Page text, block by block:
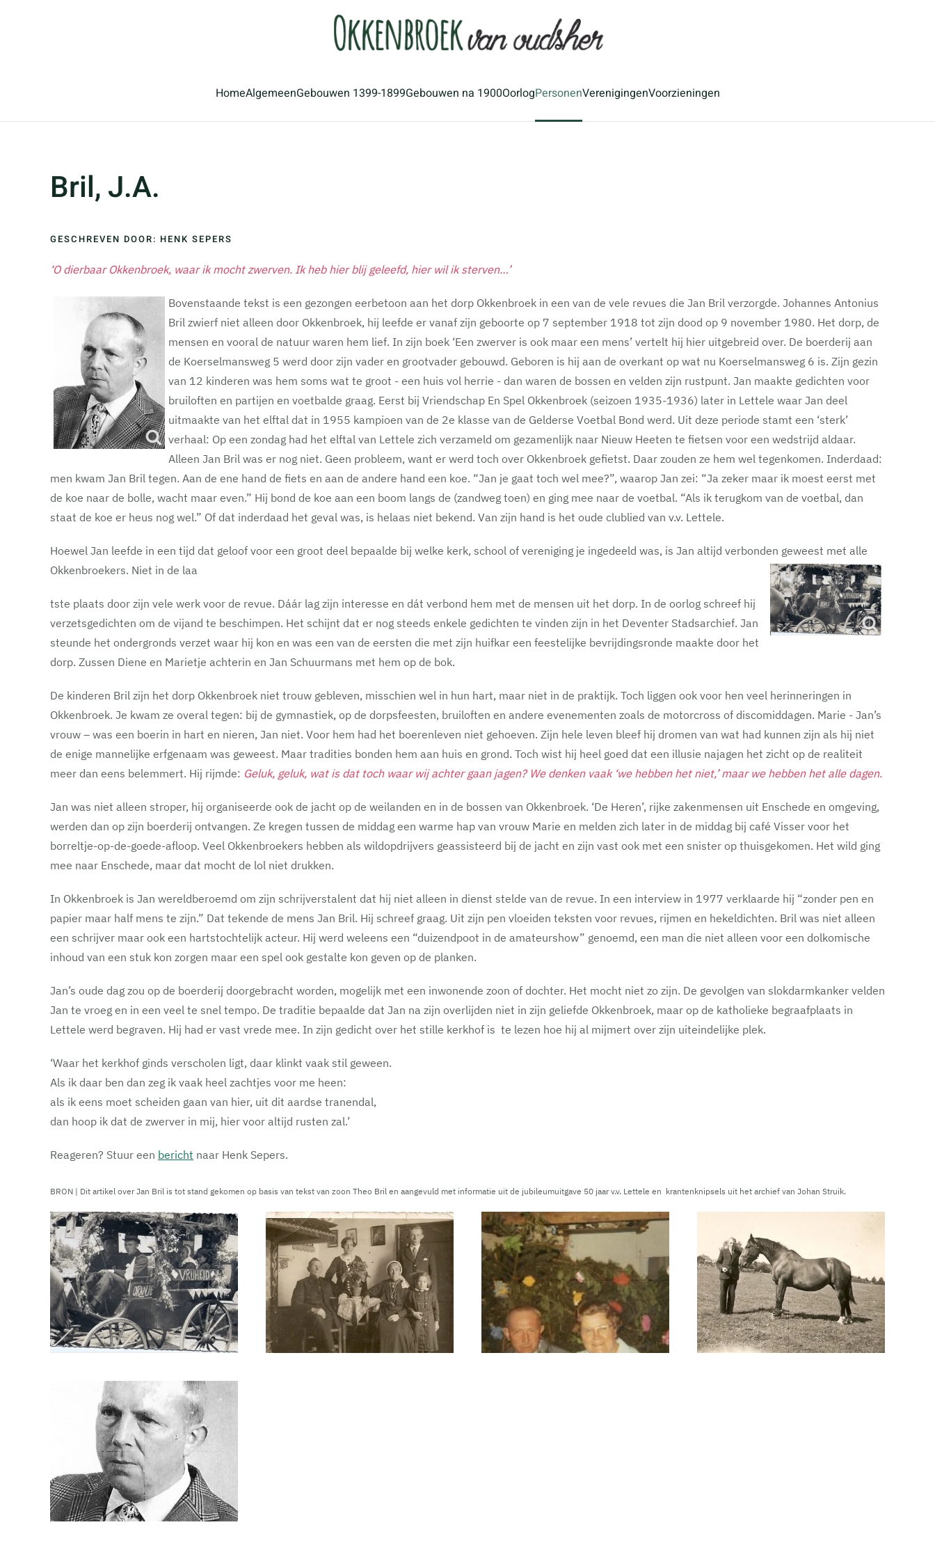
HomeAlgemeenGebouwen 1399-1899Gebouwen na 1900OorlogPersonenVerenigingenVoorzieningen
Bril, J.A.
GESCHREVEN DOOR: HENK SEPERS
‘O dierbaar Okkenbroek, waar ik mocht zwerven. Ik heb hier blij geleefd, hier wil ik sterven…’
Bovenstaande tekst is een gezongen eerbetoon aan het dorp Okkenbroek in een van de vele revues die Jan Bril verzorgde. Johannes Antonius
Bril zwierf niet alleen door Okkenbroek, hij leefde er vanaf zijn geboorte op 7 september 1918 tot zijn dood op 9 november 1980. Het dorp, de
mensen en vooral de natuur waren hem lief. In zijn boek ‘Een zwerver is ook maar een mens’ vertelt hij hier uitgebreid over. De boerderij aan
de Koerselmansweg 5 werd door zijn vader en grootvader gebouwd. Geboren is hij aan de overkant op wat nu Koerselmansweg 6 is. Zijn gezin
van 12 kinderen was hem soms wat te groot - een huis vol herrie - dan waren de bossen en velden zijn rustpunt. Jan maakte gedichten voor
bruiloften en partijen en voetbalde graag. Eerst bij Vriendschap En Spel Okkenbroek (seizoen 1935-1936) later in Lettele waar Jan deel
uitmaakte van het elftal dat in 1955 kampioen van de 2e klasse van de Gelderse Voetbal Bond werd. Uit deze periode stamt een ‘sterk’
verhaal: Op een zondag had het elftal van Lettele zich verzameld om gezamenlijk naar Nieuw Heeten te fietsen voor een wedstrijd aldaar.
Alleen Jan Bril was er nog niet. Geen probleem, want er werd toch over Okkenbroek gefietst. Daar zouden ze hem wel tegenkomen. Inderdaad:
men kwam Jan Bril tegen. Aan de ene hand de fiets en aan de andere hand een koe. “Jan je gaat toch wel mee?”, waarop Jan zei: “Ja zeker maar ik moest eerst met
de koe naar de bolle, wacht maar even.” Hij bond de koe aan een boom langs de (zandweg toen) en ging mee naar de voetbal. “Als ik terugkom van de voetbal, dan
staat de koe er heus nog wel.” Of dat inderdaad het geval was, is helaas niet bekend. Van zijn hand is het oude clublied van v.v. Lettele.
Hoewel Jan leefde in een tijd dat geloof voor een groot deel bepaalde bij welke kerk, school of vereniging je ingedeeld was, is Jan altijd verbonden geweest met alle
Okkenbroekers. Niet in de laa
tste plaats door zijn vele werk voor de revue. Dáár lag zijn interesse en dát verbond hem met de mensen uit het dorp. In de oorlog schreef hij
verzetsgedichten om de vijand te beschimpen. Het schijnt dat er nog steeds enkele gedichten te vinden zijn in het Deventer Stadsarchief. Jan
steunde het ondergronds verzet waar hij kon en was een van de eersten die met zijn huifkar een feestelijke bevrijdingsronde maakte door het
dorp. Zussen Diene en Marietje achterin en Jan Schuurmans met hem op de bok.
De kinderen Bril zijn het dorp Okkenbroek niet trouw gebleven, misschien wel in hun hart, maar niet in de praktijk. Toch liggen ook voor hen veel herinneringen in
Okkenbroek. Je kwam ze overal tegen: bij de gymnastiek, op de dorpsfeesten, bruiloften en andere evenementen zoals de motorcross of discomiddagen. Marie - Jan’s
vrouw – was een boerin in hart en nieren, Jan niet. Voor hem had het boerenleven niet gehoeven. Zijn hele leven bleef hij dromen van wat had kunnen zijn als hij niet
de enige mannelijke erfgenaam was geweest. Maar tradities bonden hem aan huis en grond. Toch wist hij heel goed dat een illusie najagen het zicht op de realiteit
meer dan eens belemmert. Hij rijmde: Geluk, geluk, wat is dat toch waar wij achter gaan jagen? We denken vaak ‘we hebben het niet,’ maar we hebben het alle dagen.
Jan was niet alleen stroper, hij organiseerde ook de jacht op de weilanden en in de bossen van Okkenbroek. ‘De Heren’, rijke zakenmensen uit Enschede en omgeving,
werden dan op zijn boerderij ontvangen. Ze kregen tussen de middag een warme hap van vrouw Marie en melden zich later in de middag bij café Visser voor het
borreltje-op-de-goede-afloop. Veel Okkenbroekers hebben als wildopdrijvers geassisteerd bij de jacht en zijn vast ook met een snister op thuisgekomen. Het wild ging
mee naar Enschede, maar dat mocht de lol niet drukken.
In Okkenbroek is Jan wereldberoemd om zijn schrijverstalent dat hij niet alleen in dienst stelde van de revue. In een interview in 1977 verklaarde hij “zonder pen en
papier maar half mens te zijn.” Dat tekende de mens Jan Bril. Hij schreef graag. Uit zijn pen vloeiden teksten voor revues, rijmen en hekeldichten. Bril was niet alleen
een schrijver maar ook een hartstochtelijk acteur. Hij werd weleens een “duizendpoot in de amateurshow” genoemd, een man die niet alleen voor een dolkomische
inhoud van een stuk kon zorgen maar een spel ook gestalte kon geven op de planken.
Jan’s oude dag zou op de boerderij doorgebracht worden, mogelijk met een inwonende zoon of dochter. Het mocht niet zo zijn. De gevolgen van slokdarmkanker velden
Jan te vroeg en in een veel te snel tempo. De traditie bepaalde dat Jan na zijn overlijden niet in zijn geliefde Okkenbroek, maar op de katholieke begraafplaats in
Lettele werd begraven. Hij had er vast vrede mee. In zijn gedicht over het stille kerkhof is te lezen hoe hij al mijmert over zijn uiteindelijke plek.
‘Waar het kerkhof ginds verscholen ligt, daar klinkt vaak stil geween.
Als ik daar ben dan zeg ik vaak heel zachtjes voor me heen:
als ik eens moet scheiden gaan van hier, uit dit aardse tranendal,
dan hoop ik dat de zwerver in mij, hier voor altijd rusten zal.’
Reageren? Stuur een bericht naar Henk Sepers.
BRON | Dit artikel over Jan Bril is tot stand gekomen op basis van tekst van zoon Theo Bril en aangevuld met informatie uit de jubileumuitgave 50 jaar v.v. Lettele en krantenknipsels uit het archief van Johan Struik.